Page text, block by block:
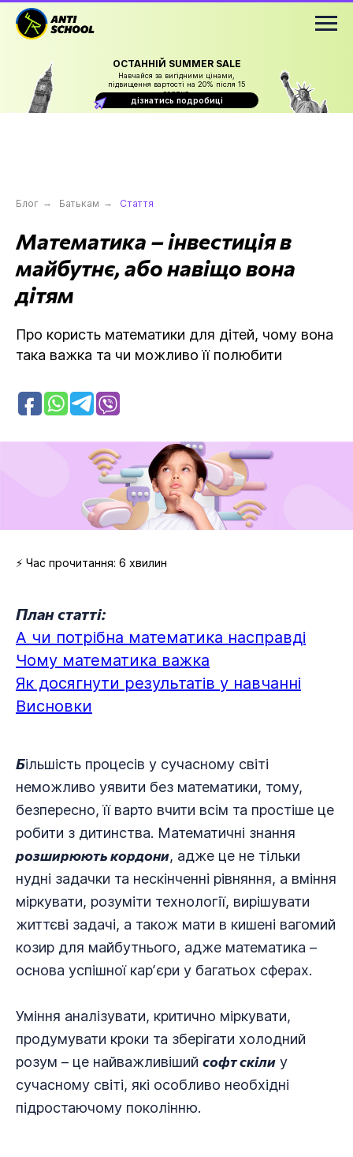
ОСТАННІЙ SUMMER SALE
дізнатись подробиці
Навчайся за вигідними цінами,
підвищення вартості на 20% після 15
серпня
Блог → Батькам → Стаття
Математика – інвестиція в
майбутнє, або навіщо вона
дітям
Про користь математики для дітей, чому вона
така важка та чи можливо її полюбити
⚡ Час прочитання: 6 хвилин
План статті:
А чи потрібна математика насправді
Чому математика важка
Як досягнути результатів у навчанні
Висновки
Більшість процесів у сучасному світі
неможливо уявити без математики, тому,
безпересно, її варто вчити всім та простіше це
робити з дитинства. Математичні знання
розширюють кордони, адже це не тільки
нудні задачки та нескінченні рівняння, а вміння
міркувати, розуміти технології, вирішувати
життєві задачі, а також мати в кишені вагомий
козир для майбутнього, адже математика –
основа успішної карʼєри у багатьох сферах.
Уміння аналізувати, критично міркувати,
продумувати кроки та зберігати холодний
розум – це найважливіший софт скіли у
сучасному світі, які особливо необхідні
підростаючому поколінню.